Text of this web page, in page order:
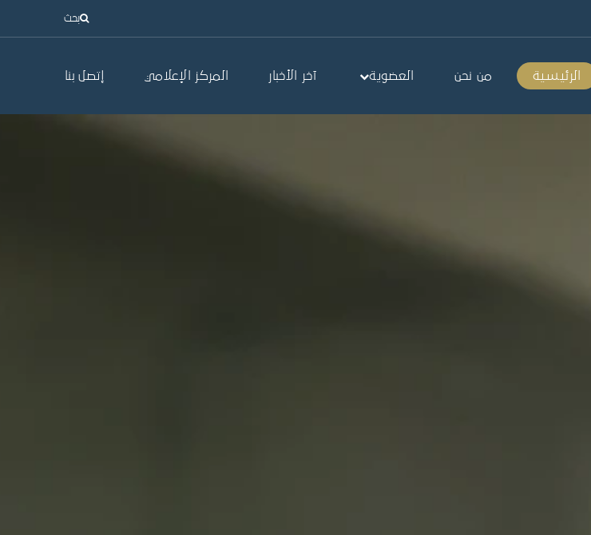
بحث
الرئيسية من نحن العضوية آخر الأخبار المركز الإعلامي إتصل بنا